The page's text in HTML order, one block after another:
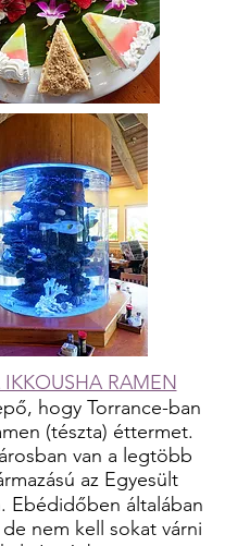
IKKOUSHA RAMEN
hogy Torrance-ban
(tészta) éttermet.
van a legtöbb
az Egyesült
Ebédidőben általában
nem kell sokat várni